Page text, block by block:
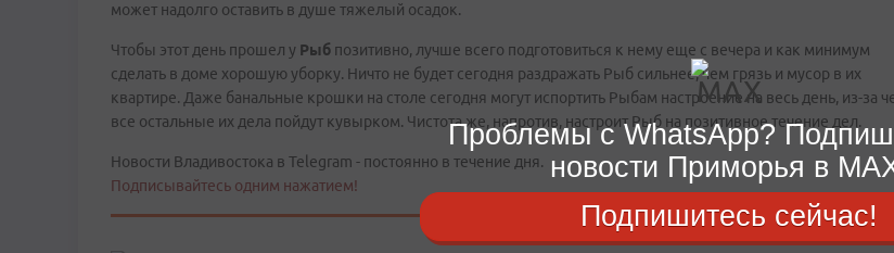
может надолго оставить в душе тяжелый осадок.
Чтобы этот день прошел у Рыб позитивно, лучше всего подготовиться к нему еще с вечера и как минимум
сделать в доме хорошую уборку. Ничто не будет сегодня раздражать Рыб сильнее, чем грязь и мусор в их
квартире. Даже банальные крошки на столе сегодня могут испортить Рыбам настроение на весь день, из-за
все остальные их дела пойдут кувырком. Чистота же, напротив, настроит Рыб на позитивное течение дел.
Новости Владивостока в Telegram - постоянно в течение дня.
Подписывайтесь одним нажатием!
Проблемы с WhatsApp?
новости Приморья в
Подпишитесь сейчас!